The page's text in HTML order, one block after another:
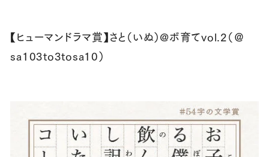
【ヒューマンドラマ賞】さと（いぬ）@ボ育てvol.2（＠
sa103to3tosa10）